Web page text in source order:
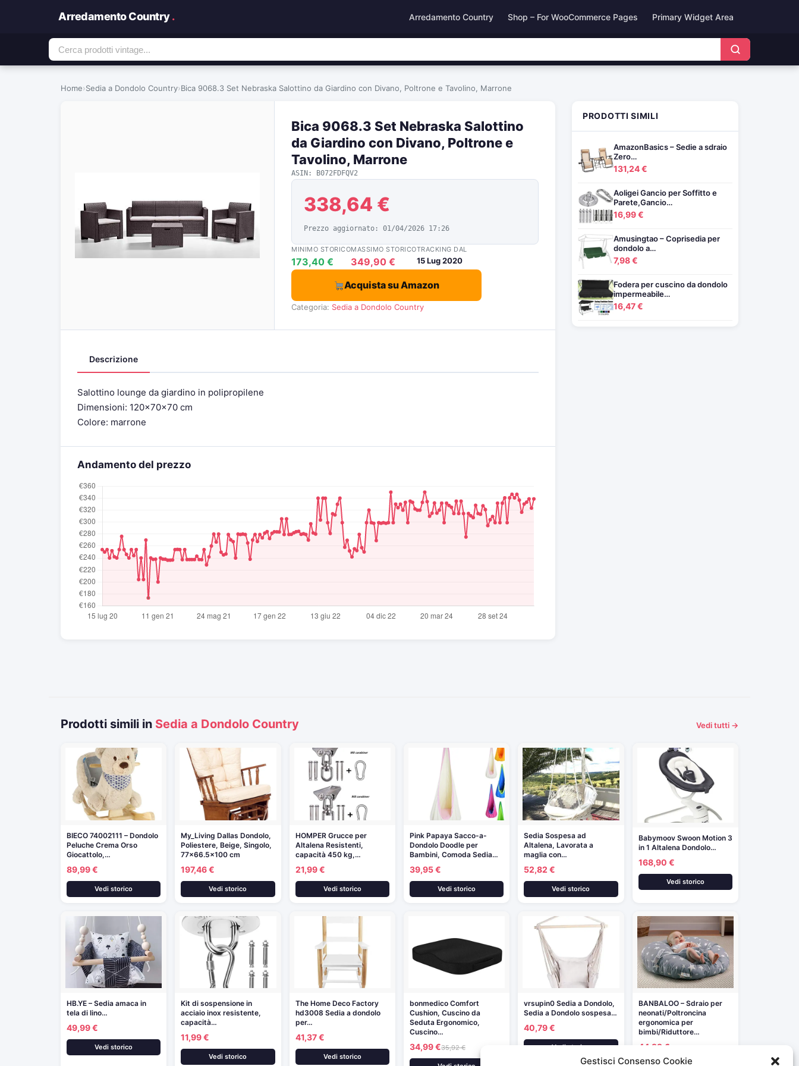
Gestisci Consenso Cookie
Arredamento Country. Arredamento Country Shop – For WooCommerce Pages Primary Widget Area
Home›Sedia a Dondolo Country›Bica 9068.3 Set Nebraska Salottino da Giardino con Divano, Poltrone e Tavolino, Marrone
Bica 9068.3 Set Nebraska Salottino
da Giardino con Divano, Poltrone e
Tavolino, Marrone
ASIN: B072FDFQV2
338,64 €
Prezzo aggiornato: 01/04/2026 17:26
MINIMO STORICO
173,40 €
MASSIMO STORICO
349,90 €
TRACKING DAL
15 Lug 2020
Acquista su Amazon
Categoria: Sedia a Dondolo Country
Descrizione
Salottino lounge da giardino in polipropilene
Dimensioni: 120x70x70 cm
Colore: marrone
Andamento del prezzo
PRODOTTI SIMILI
AmazonBasics – Sedie a sdraio
Zero…
131,24 €
Aoligei Gancio per Soffitto e
Parete,Gancio…
16,99 €
Amusingtao – Coprisedia per
dondolo a…
7,98 €
Fodera per cuscino da dondolo
impermeabile…
16,47 €
Prodotti simili in Sedia a Dondolo Country Vedi tutti →
BIECO 74002111 – Dondolo
Peluche Crema Orso
Giocattolo,…
89,99 €
Vedi storico
My_Living Dallas Dondolo,
Poliestere, Beige, Singolo,
77×66.5×100 cm
197,46 €
Vedi storico
HOMPER Grucce per
Altalena Resistenti,
capacità 450 kg,…
21,99 €
Vedi storico
Pink Papaya Sacco-a-
Dondolo Doodle per
Bambini, Comoda Sedia…
39,95 €
Vedi storico
Sedia Sospesa ad
Altalena, Lavorata a
maglia con…
52,82 €
Vedi storico
Babymoov Swoon Motion 3
in 1 Altalena Dondolo…
168,90 €
Vedi storico
HB.YE – Sedia amaca in
tela di lino…
49,99 €
Vedi storico
Kit di sospensione in
acciaio inox resistente,
capacità…
11,99 €
Vedi storico
The Home Deco Factory
hd3008 Sedia a dondolo
per…
41,37 €
Vedi storico
bonmedico Comfort
Cushion, Cuscino da
Seduta Ergonomico,
Cuscino…
34,99 €35,92 €
vrsupin0 Sedia a Dondolo,
Sedia a Dondolo sospesa…
40,79 €
Vedi storico
BANBALOO – Sdraio per
neonati/Poltroncina
ergonomica per
bimbi/Riduttore…
44,99 €